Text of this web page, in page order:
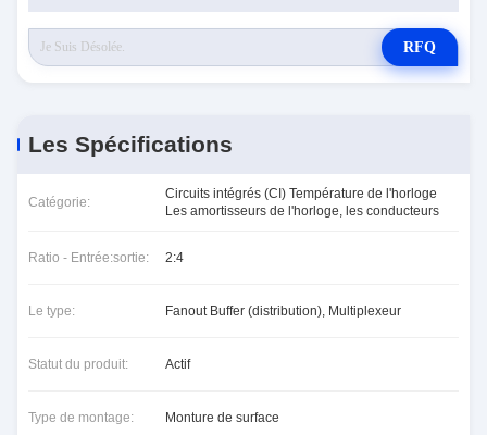
RFQ
Les Spécifications
Catégorie:
Circuits intégrés (CI) Température de l'horloge
Les amortisseurs de l'horloge, les conducteurs
Ratio - Entrée:sortie: 2:4
Le type: Fanout Buffer (distribution), Multiplexeur
Statut du produit: Actif
Type de montage: Monture de surface